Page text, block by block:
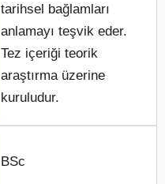
tarihsel bağlamları
anlamayı teşvik eder.
Tez içeriği teorik
araştırma üzerine
kuruludur.
BSc